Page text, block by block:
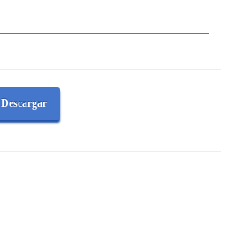
Descargar